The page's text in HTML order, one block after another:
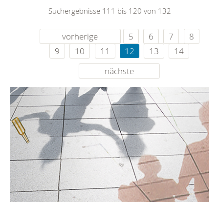
Suchergebnisse 111 bis 120 von 132
vorherige 5 6 7
8
9
10 11 12 13
14
nächste